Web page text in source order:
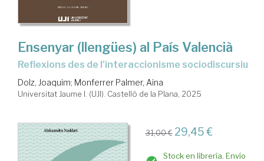
Ensenyar (llengües) al País Valencià
Reflexions des de l'interaccionisme sociodiscursiu
Dolz, Joaquim; Monferrer Palmer, Aina
Universitat Jaume I. (UJI). Castelló de la Plana, 2025
31,00 € 29,45 €
Stock en librería. Envío